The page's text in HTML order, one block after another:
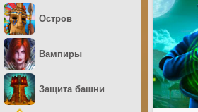
Остров
Вампиры
Защита башни